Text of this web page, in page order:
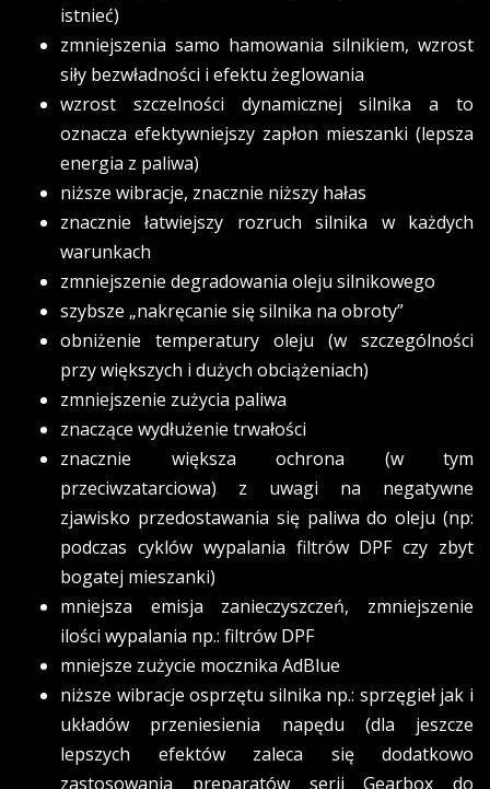
istnieć)
zmniejszenia samo hamowania silnikiem, wzrost
siły bezwładności i efektu żeglowania
wzrost szczelności dynamicznej silnika a to
oznacza efektywniejszy zapłon mieszanki (lepsza
energia z paliwa)
niższe wibracje, znacznie niższy hałas
znacznie łatwiejszy rozruch silnika w każdych
warunkach
zmniejszenie degradowania oleju silnikowego
szybsze „nakręcanie się silnika na obroty”
obniżenie temperatury oleju (w szczególności
przy większych i dużych obciążeniach)
zmniejszenie zużycia paliwa
znaczące wydłużenie trwałości
znacznie większa ochrona (w tym
przeciwzatarciowa) z uwagi na negatywne
zjawisko przedostawania się paliwa do oleju (np:
podczas cyklów wypalania filtrów DPF czy zbyt
bogatej mieszanki)
mniejsza emisja zanieczyszczeń, zmniejszenie
ilości wypalania np.: filtrów DPF
mniejsze zużycie mocznika AdBlue
niższe wibracje osprzętu silnika np.: sprzęgieł jak i
układów przeniesienia napędu (dla jeszcze
lepszych efektów zaleca się dodatkowo
zastosowania preparatów serii Gearbox do